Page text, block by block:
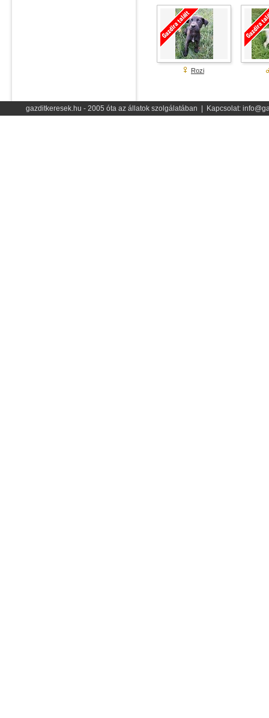
Rozi
gazditkeresek.hu - 2005 óta az állatok szolgálatában | Kapcsolat: